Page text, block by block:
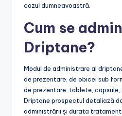
cazul dumneavoastră.
Cum se
Driptane?
Modul de administrare al
de prezentare, de obicei sub
de prezentare: tablete,
Driptane prospectul detaliază
administrării și durata